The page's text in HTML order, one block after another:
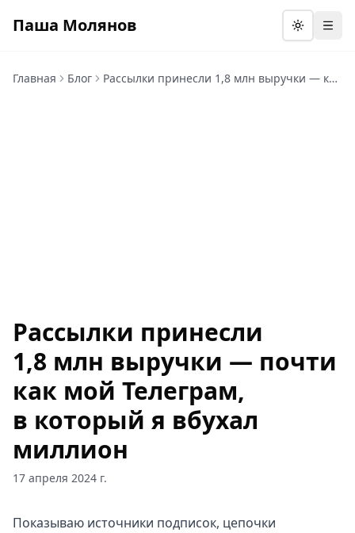
Паша Молянов
Главная Блог Рассылки принесли 1,8 млн выручки — кейс email-маркетинга
Рассылки принесли
1,8 млн выручки — почти
как мой Телеграм,
в который я вбухал
миллион
17 апреля 2024 г.
Показываю источники подписок, цепочки